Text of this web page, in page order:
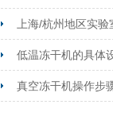
上海/杭州地区实
低温冻干机的具体
真空冻干机操作步